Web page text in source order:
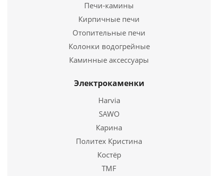
Парогенератор Harvia HGX 60
156 980руб.
Подробнее
Купить в 1 клик
Печи-камины
Кирпичные печи
Отопительные печи
Колонки водогрейные
Каминные аксессуары
Электрокаменки
Harvia
SAWO
Карина
Политех Кристина
Костёр
TMF